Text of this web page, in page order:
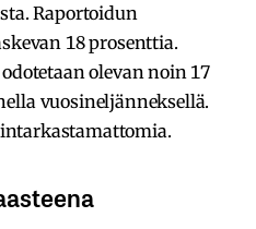
Raportoidun
18 prosenttia.
olevan noin 17
vuosineljänneksellä.